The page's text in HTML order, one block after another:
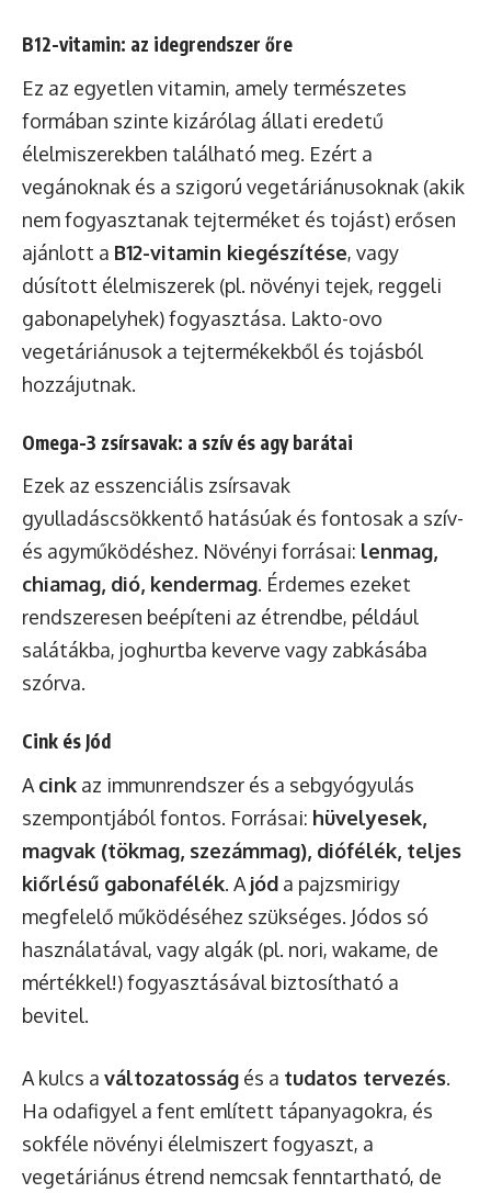
B12-vitamin: az idegrendszer őre
Ez az egyetlen vitamin, amely természetes
formában szinte kizárólag állati eredetű
élelmiszerekben található meg. Ezért a
vegánoknak és a szigorú vegetáriánusoknak (akik
nem fogyasztanak tejterméket és tojást) erősen
ajánlott a B12-vitamin kiegészítése, vagy
dúsított élelmiszerek (pl. növényi tejek, reggeli
gabonapelyhek) fogyasztása. Lakto-ovo
vegetáriánusok a tejtermékekből és tojásból
hozzájutnak.
Omega-3 zsírsavak: a szív és agy barátai
Ezek az esszenciális zsírsavak
gyulladáscsökkentő hatásúak és fontosak a szív-
és agyműködéshez. Növényi forrásai: lenmag,
chiamag, dió, kendermag. Érdemes ezeket
rendszeresen beépíteni az étrendbe, például
salátákba, joghurtba keverve vagy zabkásába
szórva.
Cink és Jód
A cink az immunrendszer és a sebgyógyulás
szempontjából fontos. Forrásai: hüvelyesek,
magvak (tökmag, szezámmag), diófélék, teljes
kiőrlésű gabonafélék. A jód a pajzsmirigy
megfelelő működéséhez szükséges. Jódos só
használatával, vagy algák (pl. nori, wakame, de
mértékkel!) fogyasztásával biztosítható a
bevitel.
A kulcs a változatosság és a tudatos tervezés.
Ha odafigyel a fent említett tápanyagokra, és
sokféle növényi élelmiszert fogyaszt, a
vegetáriánus étrend nemcsak fenntartható, de